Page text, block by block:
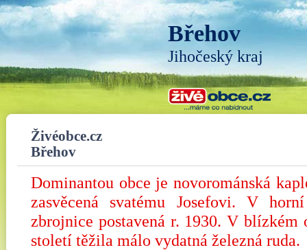
Břehov
Jihočeský kraj
Živéobce.cz
Břehov
Dominantou obce je novorománská
zasvěcená svatému Josefovi. V
zbrojnice postavená r. 1930. V
století těžila málo vydatná železná ruda.